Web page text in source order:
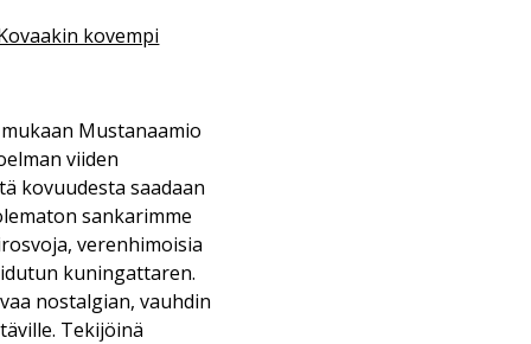
kovempi
Mustanaamio
viiden
kovuudesta saadaan
sankarimme
verenhimoisia
kuningattaren.
nostalgian, vauhdin
Tekijöinä